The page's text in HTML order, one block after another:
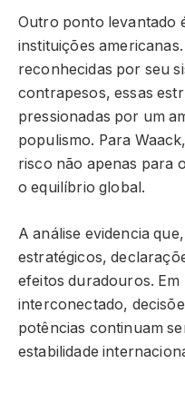
Outro ponto levantado
instituições
reconhecidas por seu
contrapesos, essas
pressionadas por um
populismo. Para
risco não apenas para
o equilíbrio global.
A análise evidencia
estratégicos,
efeitos duradouros. Em
interconectado,
potências continuam
estabilidade